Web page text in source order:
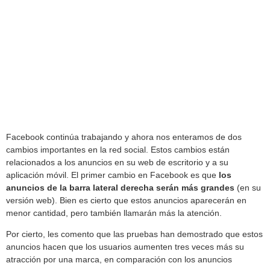
Facebook continúa trabajando y ahora nos enteramos de dos
cambios importantes en la red social. Estos cambios están
relacionados a los anuncios en su web de escritorio y a su
aplicación móvil. El primer cambio en Facebook es que los
anuncios de la barra lateral derecha serán más grandes (en su
versión web). Bien es cierto que estos anuncios aparecerán en
menor cantidad, pero también llamarán más la atención.
Por cierto, les comento que las pruebas han demostrado que estos
anuncios hacen que los usuarios aumenten tres veces más su
atracción por una marca, en comparación con los anuncios